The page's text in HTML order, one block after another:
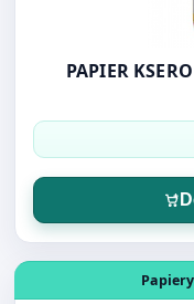
PAPIER
Otwórz produkt: